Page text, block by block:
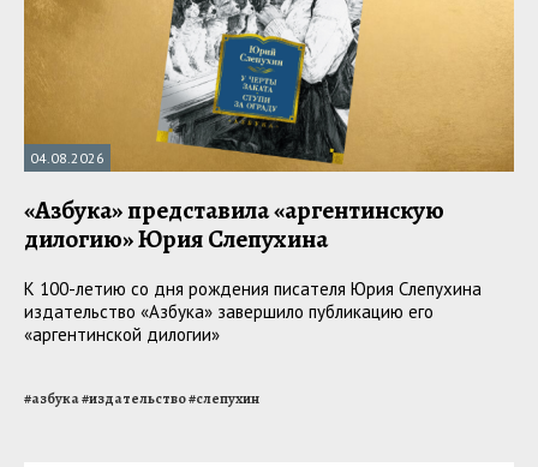
04.08.2026
«Азбука» представила «аргентинскую
дилогию» Юрия Слепухина
К 100-летию со дня рождения писателя Юрия Слепухина
издательство «Азбука» завершило публикацию его
«аргентинской дилогии»
#азбука#издательство#слепухин